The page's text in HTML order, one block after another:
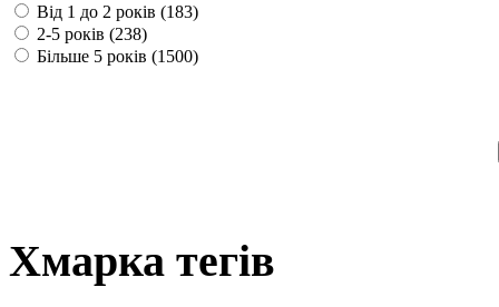
Від 1 до 2 років (183)
2-5 років (238)
Більше 5 років (1500)
Хмарка тегів